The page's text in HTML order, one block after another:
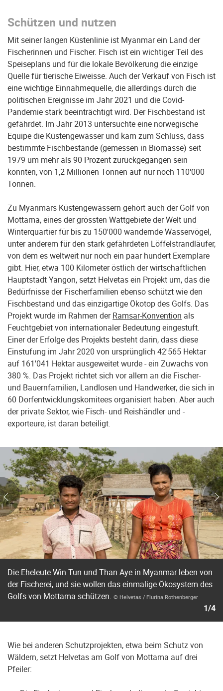
Schützen und nutzen
Mit seiner langen Küstenlinie ist Myanmar ein Land der
Fischerinnen und Fischer. Fisch ist ein wichtiger Teil des
Speiseplans und für die lokale Bevölkerung die einzige
Quelle für tierische Eiweisse. Auch der Verkauf von Fisch ist
eine wichtige Einnahmequelle, die allerdings durch die
politischen Ereignisse im Jahr 2021 und die Covid-
Pandemie stark beeinträchtigt wird. Der Fischbestand ist
gefährdet. Im Jahr 2013 untersuchte eine norwegische
Equipe die Küstengewässer und kam zum Schluss, dass
bestimmte Fischbestände (gemessen in Biomasse) seit
1979 um mehr als 90 Prozent zurückgegangen sein
könnten, von 1,2 Millionen Tonnen auf nur noch 110‘000
Tonnen.
Zu Myanmars Küstengewässern gehört auch der Golf von
Mottama, eines der grössten Wattgebiete der Welt und
Winterquartier für bis zu 150'000 wandernde Wasservögel,
unter anderem für den stark gefährdeten Löffelstrandläufer,
von dem es weltweit nur noch ein paar hundert Exemplare
gibt. Hier, etwa 100 Kilometer östlich der wirtschaftlichen
Hauptstadt Yangon, setzt Helvetas ein Projekt um, das die
Bedürfnisse der Fischerfamilien ebenso schützt wie den
Fischbestand und das einzigartige Ökotop des Golfs. Das
Projekt wurde im Rahmen derRamsar-Konvention als
Feuchtgebiet von internationaler Bedeutung eingestuft.
Einer der Erfolge des Projekts besteht darin, dass diese
Einstufung im Jahr 2020 von ursprünglich 42'565 Hektar
auf 161'041 Hektar ausgeweitet wurde - ein Zuwachs von
380 %. Das Projekt richtet sich vor allem an die Fischer-
und Bauernfamilien, Landlosen und Handwerker, die sich in
60 Dorfentwicklungskomitees organisiert haben. Aber auch
der private Sektor, wie Fisch- und Reishändler und -
exporteure, ist daran beteiligt.
Die Eheleute Win Tun und Than Aye in Myanmar leben von
der Fischerei, und sie wollen das einmalige Ökosystem des
Golfs von Mottama schützen. © Helvetas / Flurina Rothenberger
1/4
Wie bei anderen Schutzprojekten, etwa beim Schutz von
Wäldern, setzt Helvetas am Golf von Mottama auf drei
Pfeiler: